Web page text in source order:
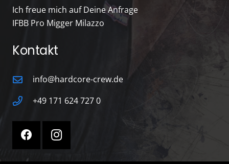
Ich freue mich auf Deine Anfrage
IFBB Pro Migger Milazzo
Kontakt
info@hardcore-crew.de
+49 171 624 727 0